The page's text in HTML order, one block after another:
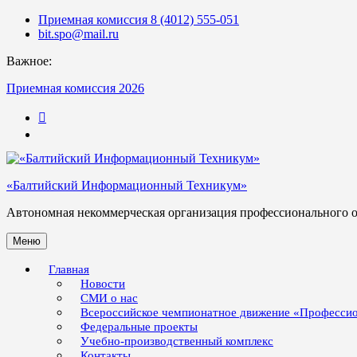
Skip
Приемная комиссия 8 (4012) 555-051
bit.spo@mail.ru
Важное:
Приемная комиссия 2026
«Балтийский Информационный Техникум»
Автономная некоммерческая организация профессионального
Меню
Главная
Новости
СМИ о нас
Всероссийское чемпионатное движение
Федеральные проекты
Учебно-производственный комплекс